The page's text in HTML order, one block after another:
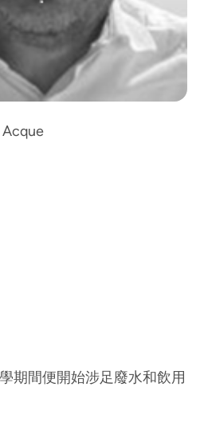
期間便開始涉足廢水和飲用